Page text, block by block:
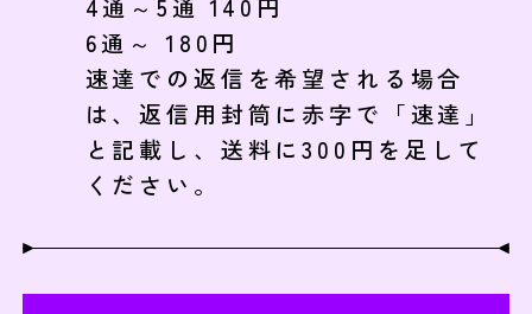
6通～ 180円
速達での返信を希望される場合
は、返信用封筒に赤字で「速達」
と記載し、送料に300円を足して
ください。